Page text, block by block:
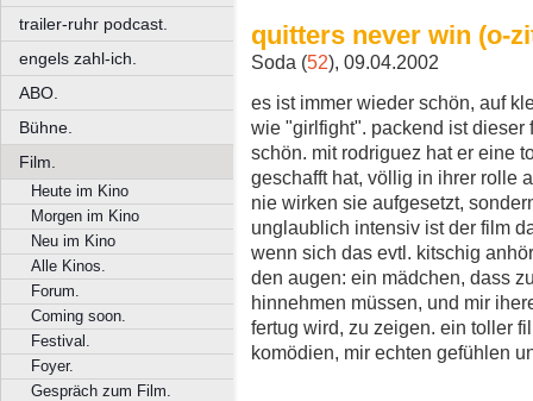
trailer-ruhr podcast.
engels zahl-ich.
ABO.
Bühne.
Film.
Heute im Kino
Morgen im Kino
Neu im Kino
Alle Kinos.
Forum.
Coming soon.
Festival.
Foyer.
Gespräch zum Film.
quitters never win (o-
Soda (52), 09.04.2002
es ist immer wieder schön, auf
wie "girlfight". packend ist dieser
schön. mit rodriguez hat er eine
geschafft hat, völlig in ihrer rolle
nie wirken sie aufgesetzt,
unglaublich intensiv ist der film
wenn sich das evtl. kitschig
den augen: ein mädchen, dass
hinnehmen müssen, und mir
fertug wird, zu zeigen. ein toller
komödien, mir echten gefühlen